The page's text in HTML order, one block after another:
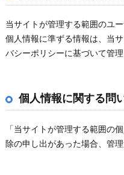
当サイトが管理する範囲のユ
個人情報に準ずる情報は、当
バシーポリシーに基づいて管理
個人情報に関する問
「当サイトが管理する範囲の
除の申し出があった場合、管